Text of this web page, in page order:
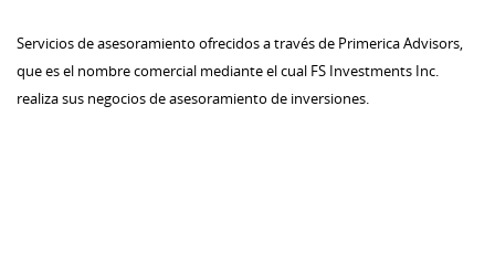
Servicios de asesoramiento ofrecidos a través de Primerica Advisors,
que es el nombre comercial mediante el cual FS Investments Inc.
realiza sus negocios de asesoramiento de inversiones.